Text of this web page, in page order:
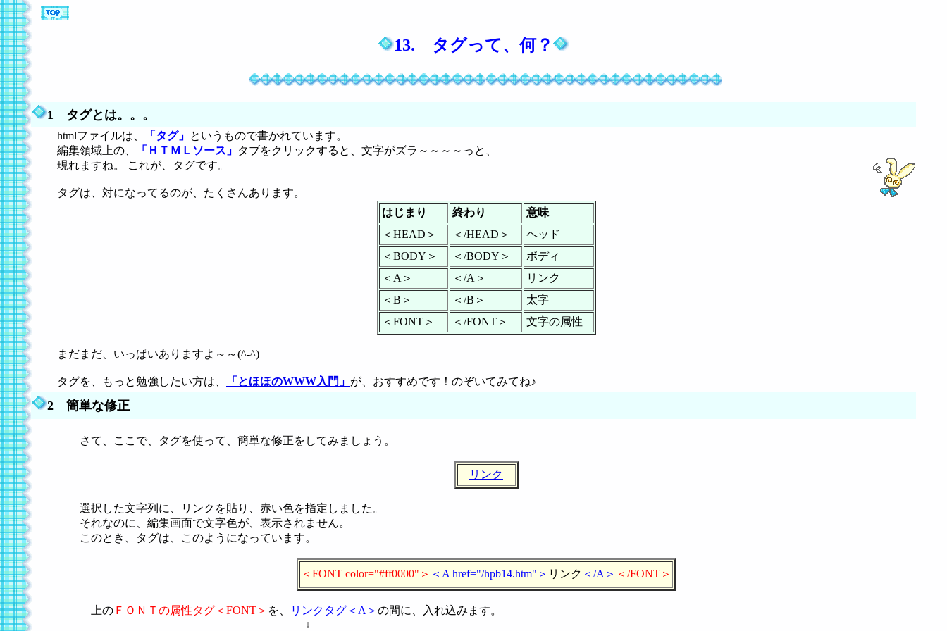
13. タグって、何？
1 タグとは。。。
htmlファイルは、 「タグ」 というもので書かれています。
編集領域上の、
「ＨＴＭＬソース」 タブをクリックすると、文字がズラ～～～～っと、
現れますね。
これが、タグです。
タグは、対になってるのが、たくさんあります。
はじまり
終わり
意味
＜HEAD＞
＜/HEAD＞
ヘッド
＜BODY＞
＜/BODY＞
ボディ
＜A＞
＜/A＞
リンク
＜B＞
＜/B＞
太字
＜FONT＞
＜/FONT＞ 文字の属性
まだまだ、いっぱいありますよ～～(^-^)
タグを、もっと勉強したい方は、 「とほほのWWW入門」 が、おすすめです！のぞいてみてね♪
2 簡単な修正
さて、ここで、タグを使って、簡単な修正をしてみましょう。
リンク
選択した文字列に、リンクを貼り、赤い色を指定しました。
それなのに、編集画面で文字色が、表示されません。
このとき、タグは、このようになっています。
＜FONT color="#ff0000"＞ ＜A href="/hpb14.htm"＞ リンク ＜/A＞ ＜/FONT＞
上の ＦＯＮＴの属性タグ＜FONT＞ を、 リンクタグ＜A＞ の間に、入れ込みます。
↓